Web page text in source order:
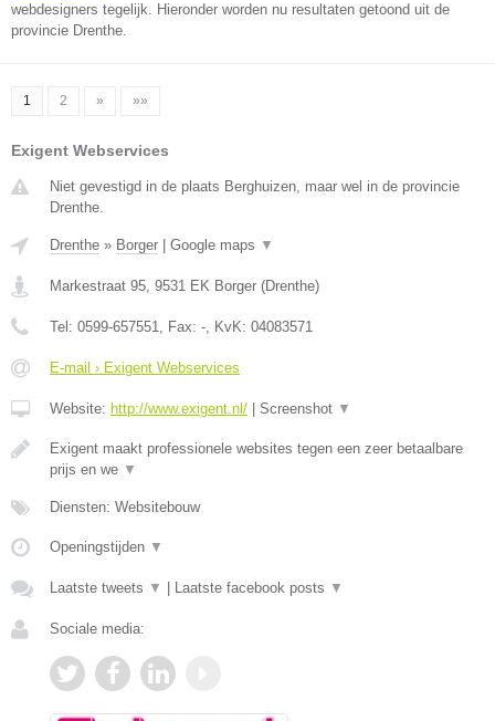
webdesigners tegelijk. Hieronder worden nu resultaten getoond uit de
provincie Drenthe.
1 2 » »»
Exigent Webservices
Niet gevestigd in de plaats Berghuizen, maar wel in de provincie
Drenthe.
Drenthe » Borger Google maps ▼
Markestraat 95, 9531 EK Borger (Drenthe)
Tel: 0599-657551, Fax: -, KvK: 04083571
E-mail › Exigent Webservices
Website: http://www.exigent.nl/ Screenshot ▼
Exigent maakt professionele websites tegen een zeer betaalbare
prijs en we ▼
Diensten: Websitebouw
Openingstijden ▼
Laatste tweets ▼ Laatste facebook posts ▼
Sociale media: